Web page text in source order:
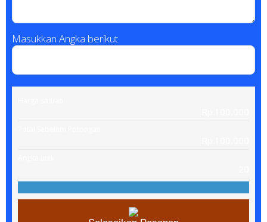
Masukkan Angka berikut